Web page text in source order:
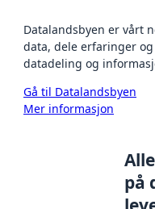
Datalandsbyen er vårt
data, dele erfaringer
datadeling og
Gå til Datalandsbyen
Mer informasjon
på